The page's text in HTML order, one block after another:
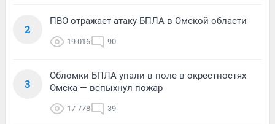
2
ПВО отражает атаку БПЛА в Омской области
19 016 90
3
Обломки БПЛА упали в поле в окрестностях
Омска — вспыхнул пожар
17 778 39